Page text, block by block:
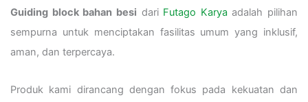
Guiding block bahan besi dari Futago Karya adalah pilihan
sempurna untuk menciptakan fasilitas umum yang inklusif,
aman, dan terpercaya.
Produk kami dirancang dengan fokus pada kekuatan dan